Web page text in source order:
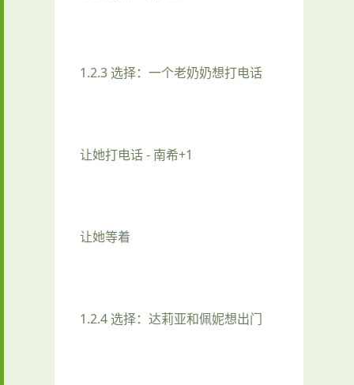
1.2.3 选择：一个老奶奶想打电话
让她打电话 - 南希+1
让她等着
1.2.4 选择：达莉亚和佩妮想出门